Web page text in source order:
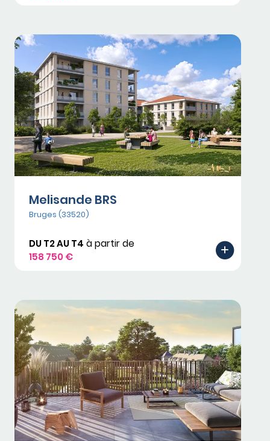
Melisande BRS
Bruges (33520)
DU T2 AU T4 à partir de
158 750 €